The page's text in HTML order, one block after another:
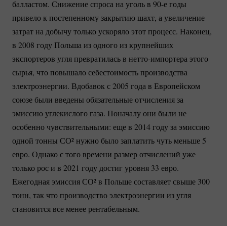
балластом. Снижение спроса на уголь в 90-е годы
привело к постепенному закрытию шахт, а увеличение
затрат на добычу только ускоряло этот процесс. Наконец,
в 2008 году Польша из одного из крупнейших
экспортеров угля превратилась в нетто-импортера этого
сырья, что повышало себестоимость производства
электроэнергии. Вдобавок с 2005 года в Европейском
союзе были введены обязательные отчисления за
эмиссию углекислого газа. Поначалу они были не
особенно чувствительными: еще в 2014 году за эмиссию
одной тонны СО² нужно было заплатить чуть меньше 5
евро. Однако с того времени размер отчислений уже
только рос и в 2021 году достиг уровня 33 евро.
Ежегодная эмиссия СО² в Польше составляет свыше 300
тонн, так что производство электроэнергии из угля
становится все менее рентабельным.